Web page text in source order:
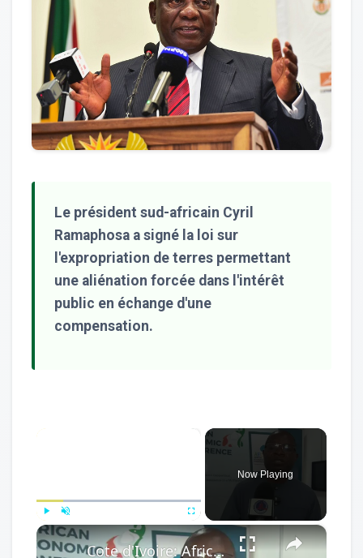
Le président sud-africain Cyril
Ramaphosa a signé la loi sur
l'expropriation de terres permettant
une aliénation forcée dans l'intérêt
public en échange d'une
compensation.
×
Play Unmute Fullscreen
Now Playing
×
Cote d'Ivoire: African Economic Conference focuses on development opportunities in multipolar world.